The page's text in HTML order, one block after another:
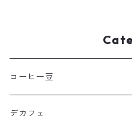
コーヒー豆
100g
デカフェ